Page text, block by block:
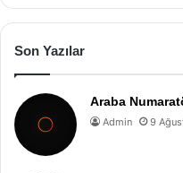
Son Yazılar
Araba
Admin 9